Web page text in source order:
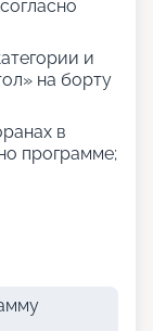
и
на борту
в
программе;